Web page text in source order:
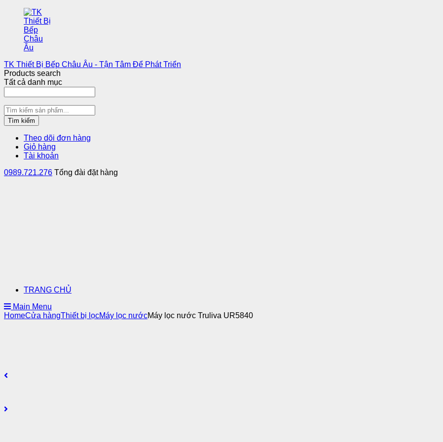
TK Thiết Bị Bếp Châu Âu - Tận Tâm Để Phát Triển
Products search
Tất cả danh mục
Tìm kiếm
Theo dõi đơn hàng
Giỏ hàng
Tài khoản
0989.721.276 Tổng đài đặt hàng
TRANG CHỦ
Main Menu
HomeCửa hàngThiết bị lọcMáy lọc nướcMáy lọc nước Truliva UR5840